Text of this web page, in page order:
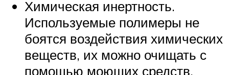
Химическая инертность.
Используемые полимеры не
боятся воздействия химических
веществ, их можно очищать с
помощью моющих средств.